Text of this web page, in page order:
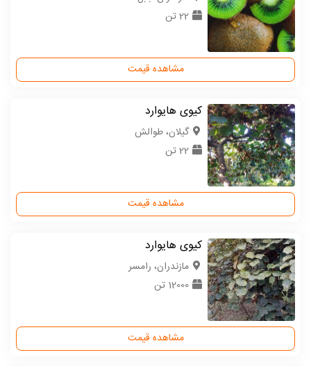
22 تن
مشاهده قیمت
کیوی هایوارد
گیلان، طوالش
22 تن
مشاهده قیمت
کیوی هایوارد
مازندران، رامسر
12000 تن
مشاهده قیمت